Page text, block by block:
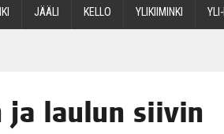
JÄÄ­LI KEL­LO YLI­KII­MIN­KI YLI-II
ja lau­lun siivin